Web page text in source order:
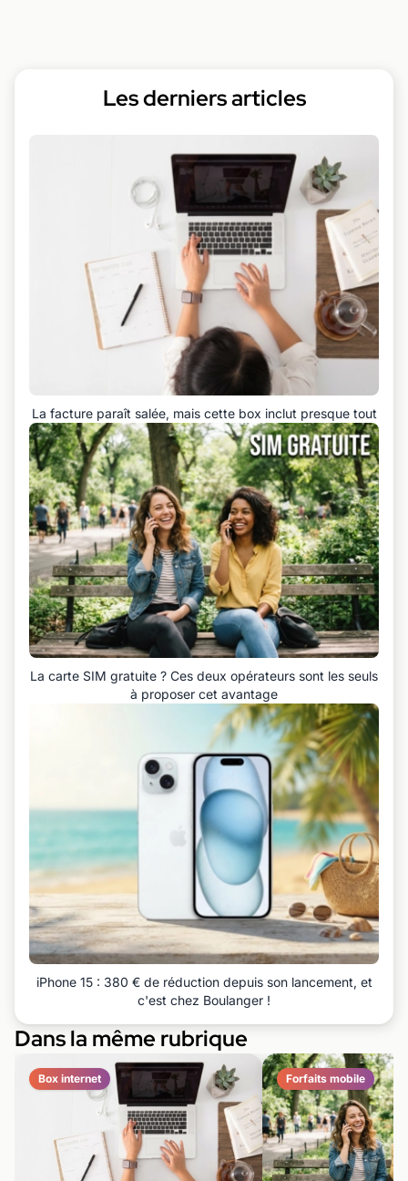
Les derniers articles
La facture paraît salée, mais cette box inclut presque tout
La carte SIM gratuite ? Ces deux opérateurs sont les seuls
à proposer cet avantage
iPhone 15 : 380 € de réduction depuis son lancement, et
c'est chez Boulanger !
Dans la même rubrique
Box internet Forfaits mobile